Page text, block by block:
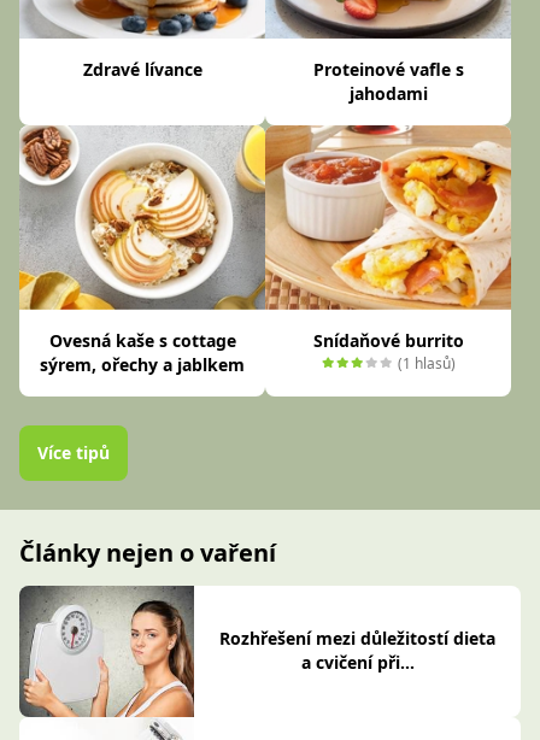
Zdravé lívance
Proteinové vafle s
jahodami
Ovesná kaše s cottage
sýrem, ořechy a jablkem
Snídaňové burrito
(1 hlasů)
Více tipů
Články nejen o vaření
Rozhřešení mezi důležitostí dieta
a cvičení při...